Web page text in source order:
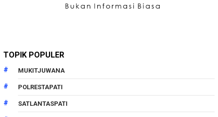
TOPIK POPULER
MUKITJUWANA
POLRESTAPATI
SATLANTASPATI